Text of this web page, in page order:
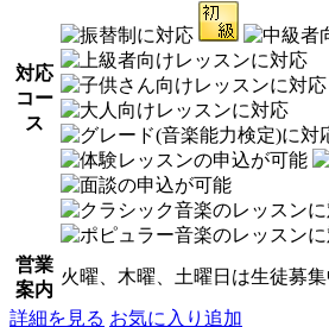
対応
コー
ス
営業
案内
火曜、木曜、土曜日は生徒募集
詳細を見る お気に入り追加